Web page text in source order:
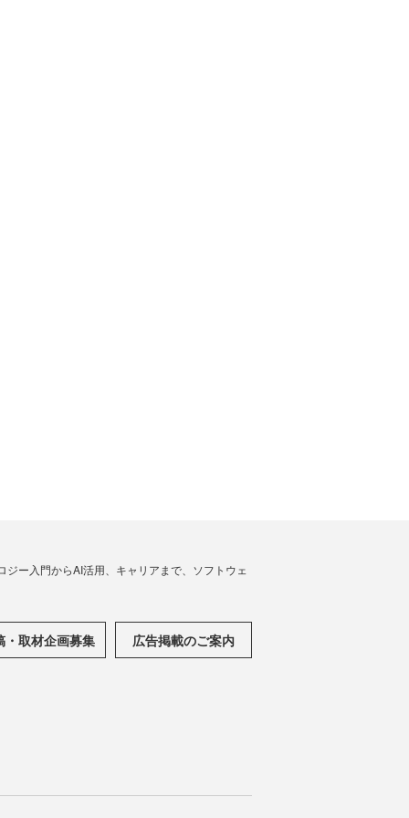
ー入門からAI活用、キャリアまで、ソフトウェ
・取材企画募集 広告掲載のご案内